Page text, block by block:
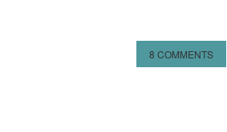
8 COMMENTS